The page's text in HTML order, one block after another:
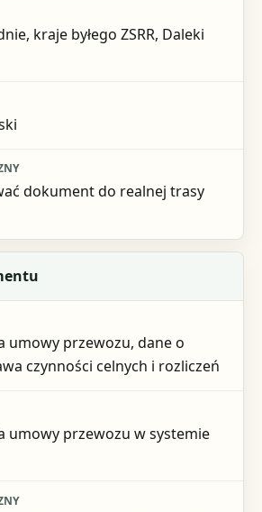
kraje byłego ZSRR, Daleki
dokument do realnej trasy
umowy przewozu, dane o
czynności celnych i rozliczeń
umowy przewozu w systemie